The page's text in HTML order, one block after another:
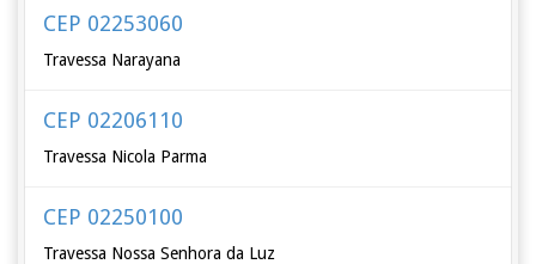
CEP 02253060
Travessa Narayana
CEP 02206110
Travessa Nicola Parma
CEP 02250100
Travessa Nossa Senhora da Luz